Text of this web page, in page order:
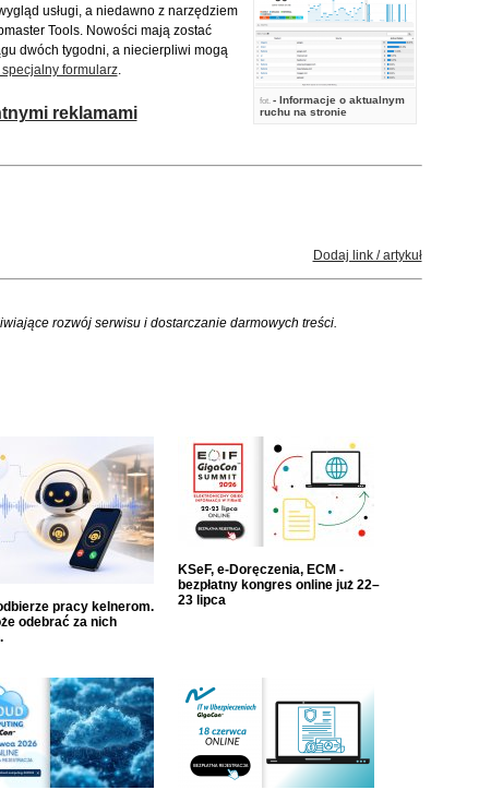
fot. - Informacje o aktualnym
ruchu na stronie
usługi, a niedawno z narzędziem
Tools. Nowości mają zostać
dwóch tygodni, a niecierpliwi mogą
formularz.
reklamami
Dodaj link / artykuł
rozwój serwisu i dostarczanie darmowych treści.
pracy kelnerom.
odebrać za nich
KSeF, e-Doręczenia, ECM -
bezpłatny kongres online już 22–
23 lipca